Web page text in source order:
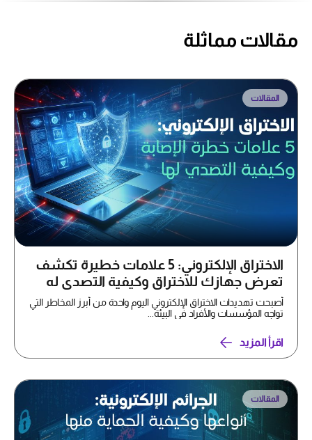
مقالات مماثلة
المقالات
الاختراق الإلكتروني: 5 علامات خطيرة تكشف
تعرض جهازك للاختراق وكيفية التصدي له
أصبحت تهديدات الاختراق الإلكتروني اليوم واحدة من أبرز المخاطر التي
تواجه المؤسسات والأفراد في البيئة...
اقرأ المزيد
المقالات